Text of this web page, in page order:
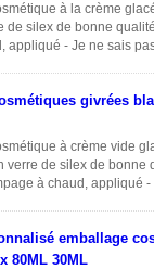
à la crème
de silex de bonne
appliqué - Je ne sais
givrées
à crème vide
verre de silex de bonne
à chaud, appliqué
emballage
80ML 30ML